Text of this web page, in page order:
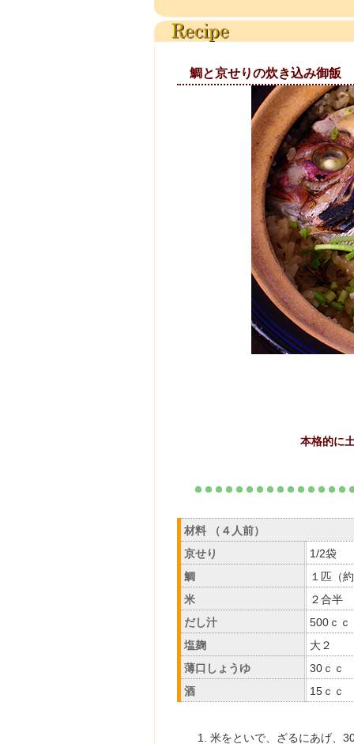
鯛と京せり
本格的に
材料 （４人前）
京せり
1/2袋
鯛
１匹（
米
２合半
だし汁
500ｃｃ
塩麹
大２
薄口しょうゆ
30ｃｃ
酒
15ｃｃ
米をといで、ざるにあげ、